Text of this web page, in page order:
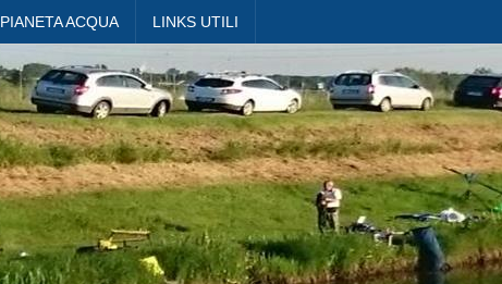
PIANETA ACQUA LINKS UTILI